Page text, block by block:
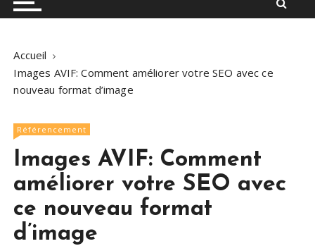
n
Accueil
Images AVIF: Comment améliorer votre SEO avec ce
nouveau format d’image
Référencement
Images AVIF: Comment
améliorer votre SEO avec
ce nouveau format
d’image